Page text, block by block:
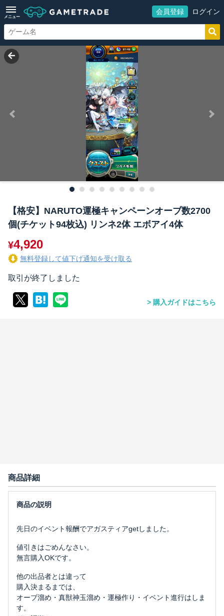
メニュー
会員登録 ログイン
【格安】NARUTO運極キャンペーンオーブ数2700
個(チケット94枚込) リンネ2体 エボアイ4体
¥4,920
無料登録して値下げ通知を受け取る
取引が終了しました
購入ガイドはこちら
商品詳細
先日のイベント報酬でアガスティアgetしました。
値引きはごめんなさい。
無言購入OKです。
他の出品者とは違って
購入決まるまでは、
オーブ溜め・真獣神玉溜め・運極作り・イベント進行はしま
す。